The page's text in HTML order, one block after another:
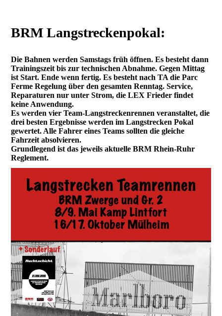
BRM Langstreckenpokal:
Die Bahnen werden Samstags früh öffnen. Es besteht dann
Trainingszeit bis zur technischen Abnahme. Gegen Mittag
ist Start. Ende wenn fertig. Es besteht nach TA die Parc
Ferme Regelung über den gesamten Renntag. Service,
Reparaturen nur unter Strom, die LEX Frieder findet
keine Anwendung.
Es werden vier Team-Langstreckenrennen veranstaltet, die
drei besten Ergebnisse werden im Langstrecken Pokal
gewertet. Alle Fahrer eines Teams sollten die gleiche
Fahrzeit absolvieren.
Grundlegend ist das jeweils aktuelle BRM Rhein-Ruhr
Reglement.